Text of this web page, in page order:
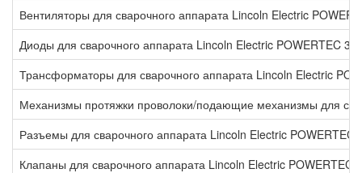
Вентиляторы для сварочного аппарата Lincoln Electric
Диоды для сварочного аппарата Lincoln Electric POWERTEC
Трансформаторы для сварочного аппарата Lincoln Electric
Механизмы протяжки проволоки/подающие механизмы для
Разъемы для сварочного аппарата Lincoln Electric POWERTEC
Клапаны для сварочного аппарата Lincoln Electric POWERTEC